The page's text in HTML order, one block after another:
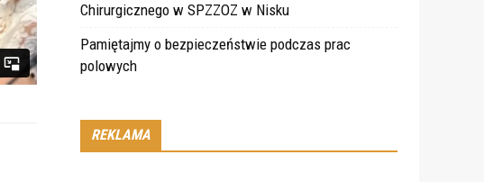
Chirurgicznego w SPZZOZ w Nisku
Pamiętajmy o bezpieczeństwie podczas prac
polowych
REKLAMA